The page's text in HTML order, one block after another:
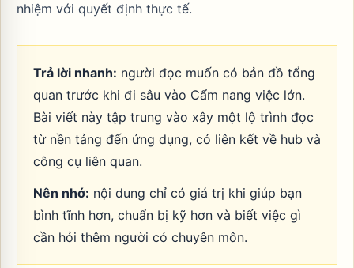
nhiệm với quyết định thực tế.
Trả lời nhanh: người đọc muốn có bản đồ tổng
quan trước khi đi sâu vào Cẩm nang việc lớn.
Bài viết này tập trung vào xây một lộ trình đọc
từ nền tảng đến ứng dụng, có liên kết về hub và
công cụ liên quan.
Nên nhớ: nội dung chỉ có giá trị khi giúp bạn
bình tĩnh hơn, chuẩn bị kỹ hơn và biết việc gì
cần hỏi thêm người có chuyên môn.